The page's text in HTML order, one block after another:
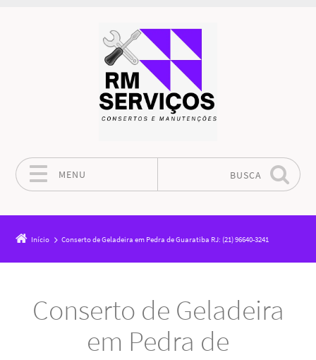
MENU BUSCA
Início Conserto de Geladeira em Pedra de Guaratiba RJ: (21) 96640-3241
Conserto de Geladeira
em Pedra de